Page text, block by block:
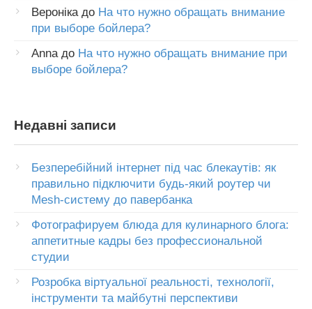
Веронікадо На что нужно обращать внимание
при выборе бойлера?
Annaдо На что нужно обращать внимание при
выборе бойлера?
Недавні записи
Безперебійний інтернет під час блекаутів: як
правильно підключити будь-який роутер чи
Mesh-систему до павербанка
Фотографируем блюда для кулинарного блога:
аппетитные кадры без профессиональной
студии
Розробка віртуальної реальності, технології,
інструменти та майбутні перспективи